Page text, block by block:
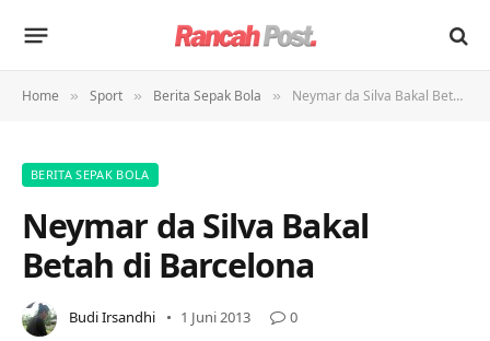
Home » Sport » Berita Sepak Bola » Neymar da Silva Bakal Betah di Barcelona
BERITA SEPAK BOLA
Neymar da Silva Bakal
Betah di Barcelona
Budi Irsandhi 1 Juni 2013 0